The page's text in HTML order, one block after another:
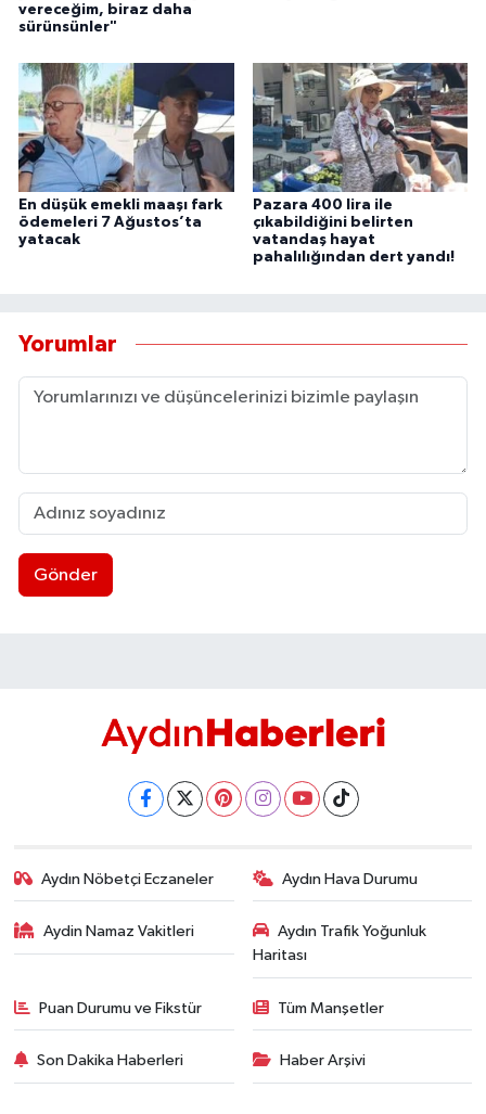
vereceğim, biraz daha
sürünsünler"
En düşük emekli maaşı fark
ödemeleri 7 Ağustos’ta
yatacak
Pazara 400 lira ile
çıkabildiğini belirten
vatandaş hayat
pahalılığından dert yandı!
Yorumlar
Gönder
Aydın Nöbetçi Eczaneler Aydın Hava Durumu
Aydin Namaz Vakitleri
Aydın Trafik Yoğunluk
Haritası
Puan Durumu ve Fikstür Tüm Manşetler
Son Dakika Haberleri Haber Arşivi
MUĞLA
UŞAK
YURT